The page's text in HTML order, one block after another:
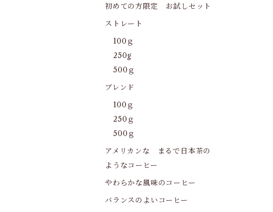
初めての方限定 お試しセット
ストレート
100ｇ
250g
500ｇ
ブレンド
100ｇ
250ｇ
500ｇ
アメリカンな まるで日本茶の
ようなコーヒー
やわらかな風味のコーヒー
バランスのよいコーヒー